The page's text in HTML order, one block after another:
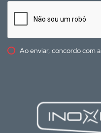
Ao enviar, concordo com a